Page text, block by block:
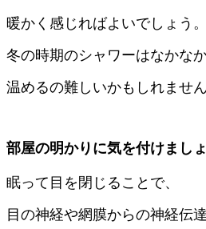
暖かく感じればよいでしょう。
冬の時期のシャワーはなかな
温めるの難しいかもしれません
部屋の明かりに気を付けまし
眠って目を閉じることで、
目の神経や網膜からの神経伝